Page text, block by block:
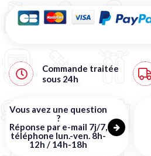
Commande traitée
sous 24h
Vous avez une question
?
Réponse par e-mail 7j/7,
téléphone lun.-ven. 8h-
12h / 14h-18h